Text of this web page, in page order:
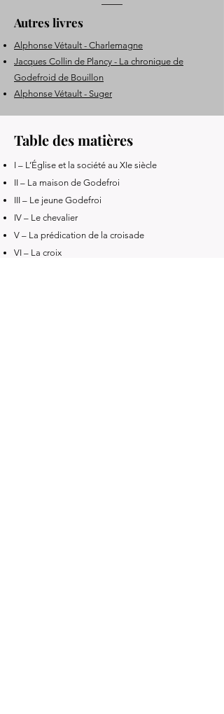
Autres livres
Alphonse Vétault - Charlemagne
Jacques Collin de Plancy - La chronique de
Godefroid de Bouillon
Alphonse Vétault - Suger
Table des matières
I – L’Église et la société au XIe siècle
II – La maison de Godefroi
III – Le jeune Godefroi
IV – Le chevalier
V – La prédication de la croisade
VI – La croix